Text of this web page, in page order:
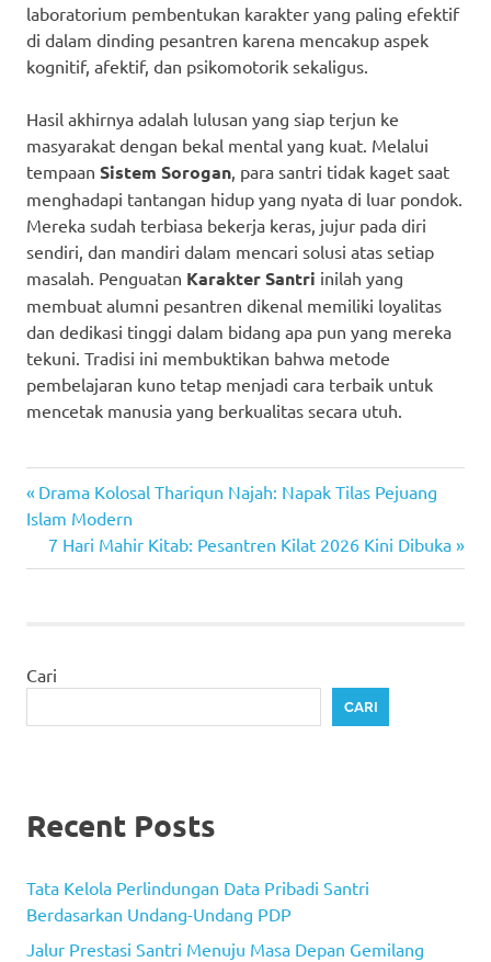
laboratorium pembentukan karakter yang paling efektif
di dalam dinding pesantren karena mencakup aspek
kognitif, afektif, dan psikomotorik sekaligus.
Hasil akhirnya adalah lulusan yang siap terjun ke
masyarakat dengan bekal mental yang kuat. Melalui
tempaan Sistem Sorogan , para santri tidak kaget saat
menghadapi tantangan hidup yang nyata di luar pondok.
Mereka sudah terbiasa bekerja keras, jujur pada diri
sendiri, dan mandiri dalam mencari solusi atas setiap
masalah. Penguatan Karakter Santri inilah yang
membuat alumni pesantren dikenal memiliki loyalitas
dan dedikasi tinggi dalam bidang apa pun yang mereka
tekuni. Tradisi ini membuktikan bahwa metode
pembelajaran kuno tetap menjadi cara terbaik untuk
mencetak manusia yang berkualitas secara utuh.
Navigasi
pos
Previous
Post:
Drama Kolosal Thariqun Najah: Napak Tilas Pejuang
Islam Modern
Next
Post:
7 Hari Mahir Kitab: Pesantren Kilat 2026 Kini Dibuka
Cari
CARI
Recent Posts
Tata Kelola Perlindungan Data Pribadi Santri
Berdasarkan Undang-Undang PDP
Jalur Prestasi Santri Menuju Masa Depan Gemilang